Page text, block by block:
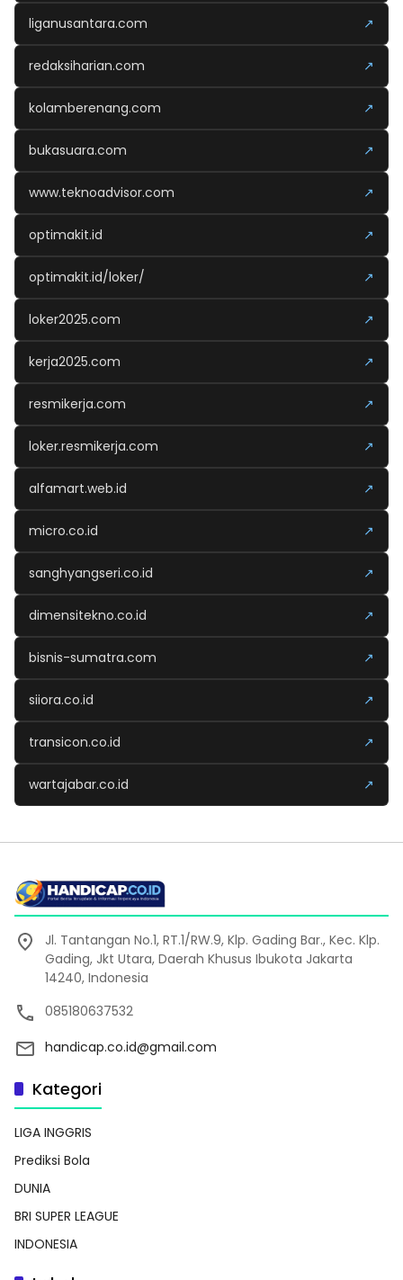
liganusantara.com ↗
redaksiharian.com ↗
kolamberenang.com ↗
bukasuara.com ↗
www.teknoadvisor.com ↗
optimakit.id ↗
optimakit.id/loker/ ↗
loker2025.com ↗
kerja2025.com ↗
resmikerja.com ↗
loker.resmikerja.com ↗
alfamart.web.id ↗
micro.co.id ↗
sanghyangseri.co.id ↗
dimensitekno.co.id ↗
bisnis-sumatra.com ↗
siiora.co.id ↗
transicon.co.id ↗
wartajabar.co.id ↗
Jl. Tantangan No.1, RT.1/RW.9, Klp. Gading Bar., Kec. Klp.
Gading, Jkt Utara, Daerah Khusus Ibukota Jakarta
14240, Indonesia
085180637532
handicap.co.id@gmail.com
Kategori
LIGA INGGRIS
Prediksi Bola
DUNIA
BRI SUPER LEAGUE
INDONESIA